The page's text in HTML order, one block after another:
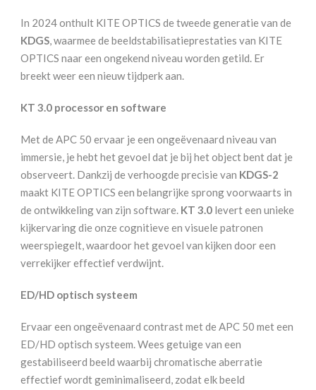
In 2024 onthult KITE OPTICS de tweede generatie van de
KDGS, waarmee de beeldstabilisatieprestaties van KITE
OPTICS naar een ongekend niveau worden getild. Er
breekt weer een nieuw tijdperk aan.
KT 3.0 processor en software
Met de APC 50 ervaar je een ongeëvenaard niveau van
immersie, je hebt het gevoel dat je bij het object bent dat je
observeert. Dankzij de verhoogde precisie van KDGS-2
maakt KITE OPTICS een belangrijke sprong voorwaarts in
de ontwikkeling van zijn software. KT 3.0 levert een unieke
kijkervaring die onze cognitieve en visuele patronen
weerspiegelt, waardoor het gevoel van kijken door een
verrekijker effectief verdwijnt.
ED/HD optisch systeem
Ervaar een ongeëvenaard contrast met de APC 50 met een
ED/HD optisch systeem. Wees getuige van een
gestabiliseerd beeld waarbij chromatische aberratie
effectief wordt geminimaliseerd, zodat elk beeld